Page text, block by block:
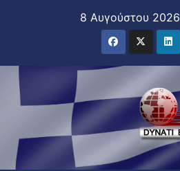
8 Αυγούστου 2026